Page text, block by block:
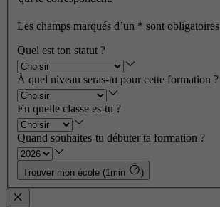
Les champs marqués d’un * sont obligatoires
Quel est ton statut ?
À quel niveau seras-tu pour cette formation ?
En quelle classe es-tu ?
Quand souhaites-tu débuter ta formation ?
Trouver mon école (1min )